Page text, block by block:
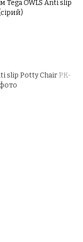
OWLS Anti slip